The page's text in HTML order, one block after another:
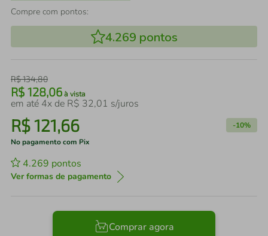
Compre com pontos:
4.269 pontos
R$134,80
R$ 128,06 à vista
em até 4x de R$ 32,01 s/juros
R$121,66 -10%
No pagamento com Pix
4.269 pontos
Ver formas de pagamento
Comprar agora